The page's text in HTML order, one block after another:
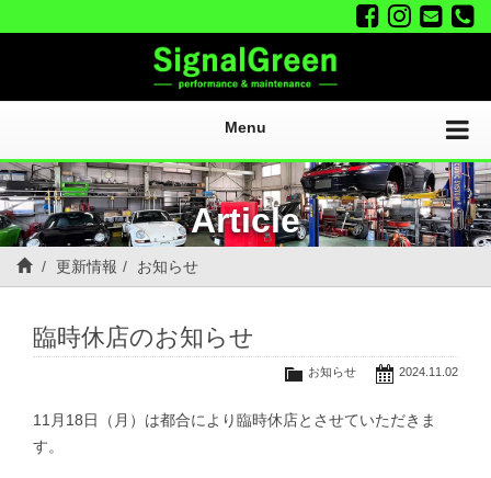
Menu
Article
更新情報 お知らせ
臨時休店のお知らせ
2024.11.02
お知らせ
11月18日（月）は都合により臨時休店とさせていただきま
す。